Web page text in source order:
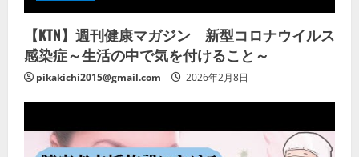
【KTN】週刊健康マガジン 新型コロナウイルス
感染症～生活の中で気を付けること～
pikakichi2015@gmail.com 2026年2月8日